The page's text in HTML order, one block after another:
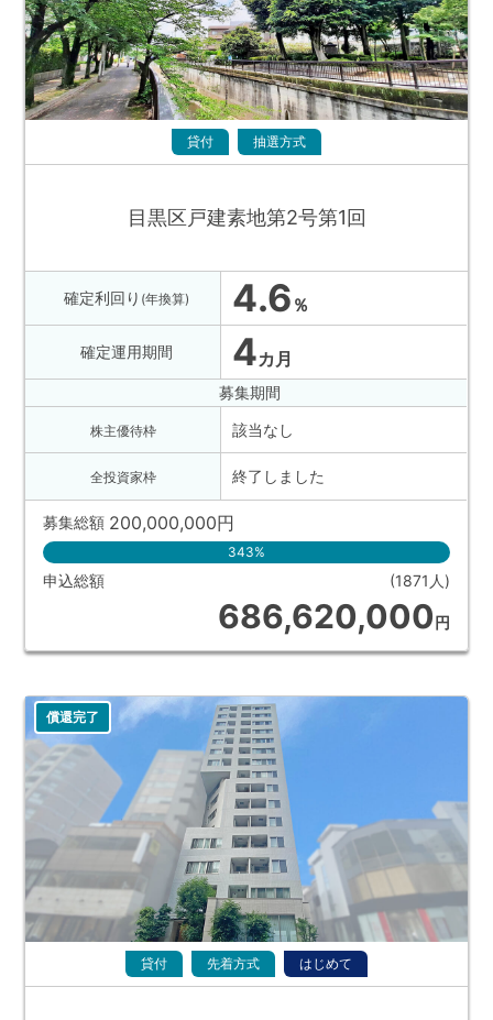
貸付 抽選方式
目黒区戸建素地第2号第1回
確定利回り (年換算) 4.6 ％
確定運用期間 4カ月
募集期間
株主優待枠
全投資家枠
該当なし
終了しました
募集総額 200,000,000円
343%
申込総額 (1871人)
686,620,000円
償還完了
貸付 先着方式 はじめて